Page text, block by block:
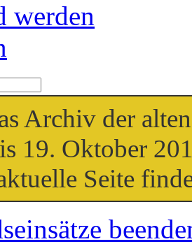
werden
Archiv der
19. Oktober
Seite